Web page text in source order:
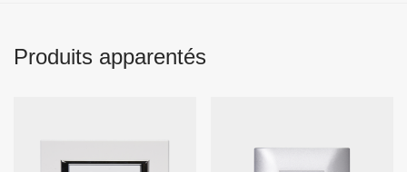
Produits apparentés